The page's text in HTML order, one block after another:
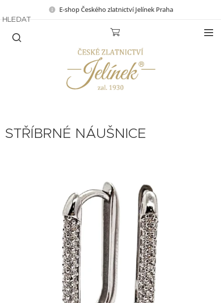
E-shop Českého zlatnictví Jelínek Praha
HLEDAT
STŘÍBRNÉ NÁUŠNICE